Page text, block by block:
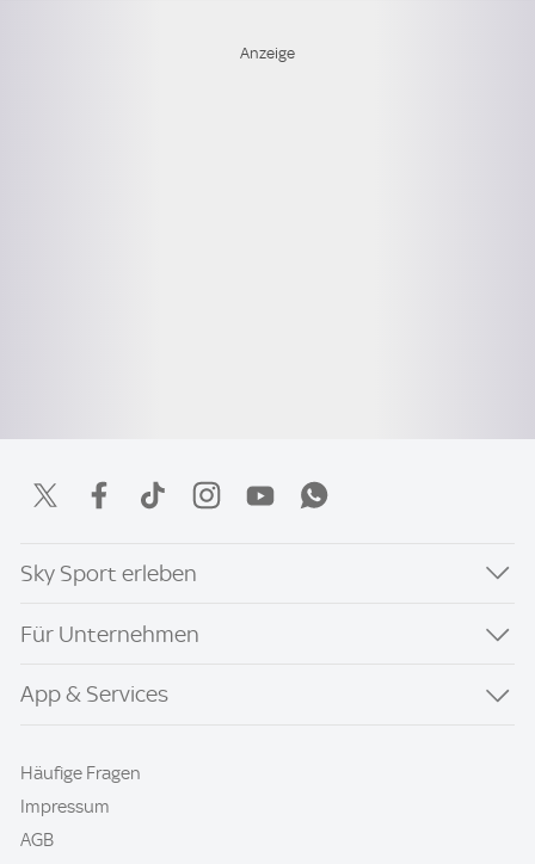
Sky Sport erleben
Für Unternehmen
App & Services
Häufige Fragen
Impressum
AGB